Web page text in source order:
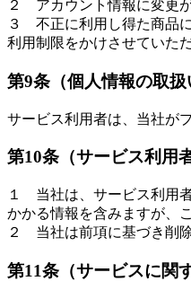
２ アカウント情報に変更
３ 不正に利用し得た商品
利用制限をかけさせていた
第9条（個人情報の取扱
サービス利用者は、当社が
第10条（サービス利用
１ 当社は、サービス利用
かかる情報を含みますが、
２ 当社は前項に基づき削
第11条（サービスに関